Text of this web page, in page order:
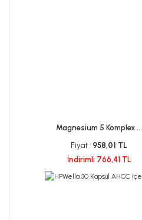
Magnesium 5 Komplex ...
Fiyat : 958,01 TL
İndirimli 766,41 TL